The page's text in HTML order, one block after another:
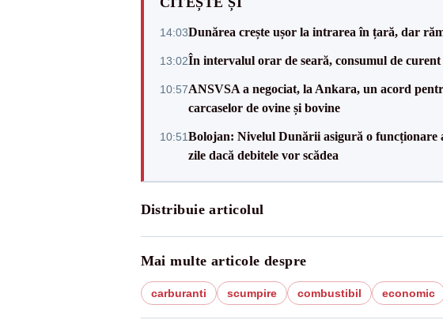
14:03Dunărea crește ușor la intrarea în țară, dar
13:02În intervalul orar de seară, consumul de curent
10:57ANSVSA a negociat, la Ankara, un acord
carcaselor de ovine și bovine
10:51Bolojan: Nivelul Dunării asigură o funcționare
zile dacă debitele vor scădea
Distribuie articolul
Mai multe articole despre
carburanti scumpire combustibil economic